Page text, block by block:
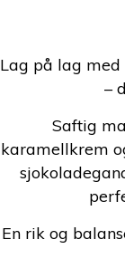
Lag på lag med
–
Saftig
karamellkrem
En rik og